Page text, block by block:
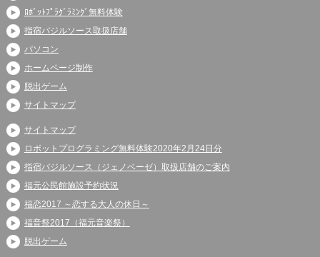
ﾛﾎﾞｯﾄﾌﾟﾗｸﾞﾗﾐﾝｸﾞ無料体験
指宿バジルソース取扱店舗
パソコン
ホームページ制作
脱出ゲーム
サイトマップ
サイトマップ
ロボットプログラミング無料体験2020年2月24日分
指宿バジルソース（ジェノベーゼ）取扱店舗のご案内
福元公民館施設予約状況
福恋2017 ～恋する大人の休日～
福音祭2017（福元音楽祭）
脱出ゲーム